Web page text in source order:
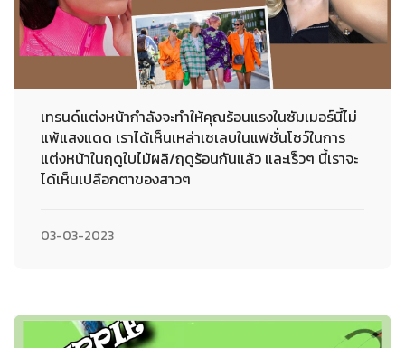
เทรนด์แต่งหน้ากำลังจะทำให้คุณร้อนแรงในซัมเมอร์นี้ไม่
แพ้แสงแดด เราได้เห็นเหล่าเซเลบในแฟชั่นโชว์ในการ
แต่งหน้าในฤดูใบไม้ผลิ/ฤดูร้อนกันแล้ว และเร็วๆ นี้เราจะ
ได้เห็นเปลือกตาของสาวๆ
03-03-2023